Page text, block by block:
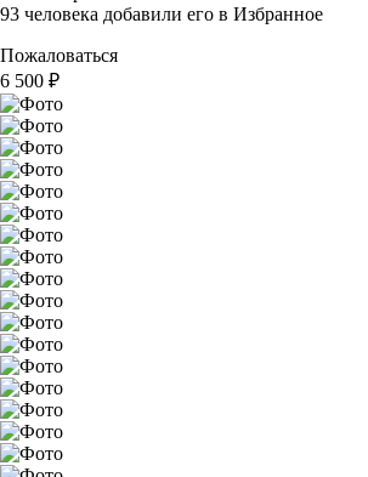
93 человека добавили его в Избранное
Пожаловаться
6 500 ₽